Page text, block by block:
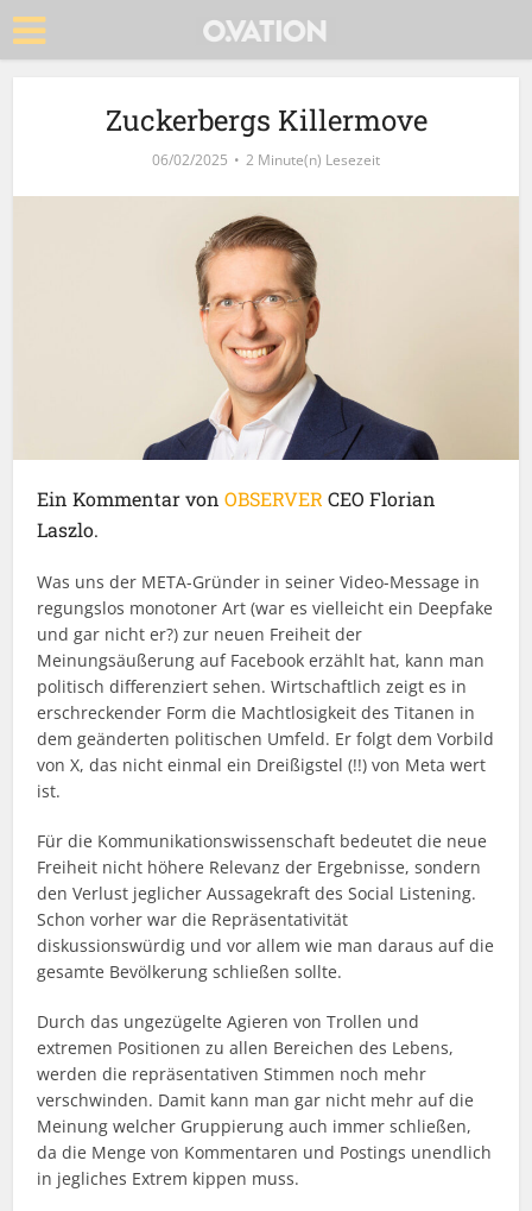
Zuckerbergs Killermove
06/02/2025 2 Minute(n) Lesezeit
Ein Kommentar vonOBSERVER CEO Florian
Laszlo.
Was uns der META-Gründer in seiner Video-Message in
regungslos monotoner Art (war es vielleicht ein Deepfake
und gar nicht er?) zur neuen Freiheit der
Meinungsäußerung auf Facebook erzählt hat, kann man
politisch differenziert sehen. Wirtschaftlich zeigt es in
erschreckender Form die Machtlosigkeit des Titanen in
dem geänderten politischen Umfeld. Er folgt dem Vorbild
von X, das nicht einmal ein Dreißigstel (!!) von Meta wert
ist.
Für die Kommunikationswissenschaft bedeutet die neue
Freiheit nicht höhere Relevanz der Ergebnisse, sondern
den Verlust jeglicher Aussagekraft des Social Listening.
Schon vorher war die Repräsentativität
diskussionswürdig und vor allem wie man daraus auf die
gesamte Bevölkerung schließen sollte.
Durch das ungezügelte Agieren von Trollen und
extremen Positionen zu allen Bereichen des Lebens,
werden die repräsentativen Stimmen noch mehr
verschwinden. Damit kann man gar nicht mehr auf die
Meinung welcher Gruppierung auch immer schließen,
da die Menge von Kommentaren und Postings unendlich
in jegliches Extrem kippen muss.